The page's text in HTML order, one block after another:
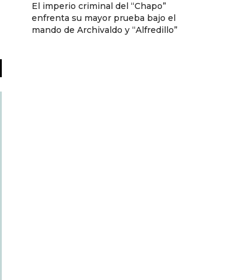
El imperio criminal del “Chapo”
enfrenta su mayor prueba bajo el
mando de Archivaldo y “Alfredillo”